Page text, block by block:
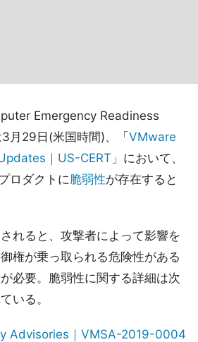
Emergency Readiness
月29日(米国時間)、「 VMware
｜US-CERT 」において、
ロダクトに脆弱性が存在すると
れると、攻撃者によって影響を
権が乗っ取られる危険性がある
必要。脆弱性に関する詳細は次
いる。
Advisories｜VMSA-2019-0004